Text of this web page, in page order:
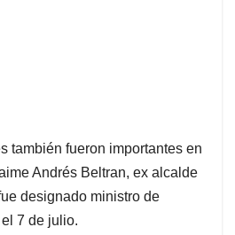
también fueron importantes en
Andrés Beltran, ex alcalde
designado ministro de
7 de julio.